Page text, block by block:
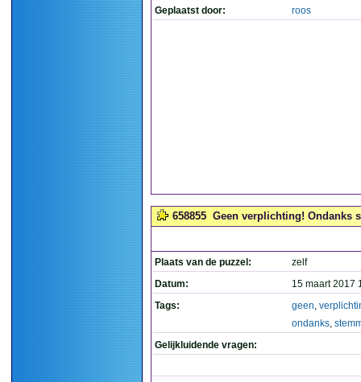
Geplaatst door: roos
658855 Geen verplichting! Ondanks
Plaats van de puzzel:
zelf
Datum:
15 maart 2017
Tags:
geen,
ondanks,
Gelijkluidende vragen: